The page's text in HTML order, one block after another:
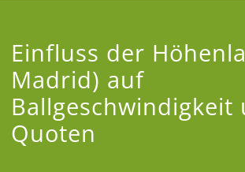
Einfluss der
Madrid) auf
Ballgeschwindigkeit
Quoten